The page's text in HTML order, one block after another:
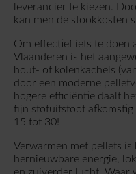
leverancier te kiezen.
kan men de stookkosten
Om effectief iets te doen
Vlaanderen is het
hout- of kolenkachels
door een moderne
hogere efficiëntie daalt
fijn stofuitstoot
15 tot 30!
Verwarmen met pellets
hernieuwbare energie,
en zuiverder lucht. Waar